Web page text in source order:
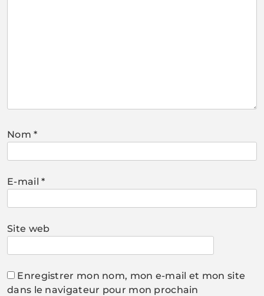
Nom*
E-mail*
Site web
Enregistrer mon nom, mon e-mail et mon site
dans le navigateur pour mon prochain